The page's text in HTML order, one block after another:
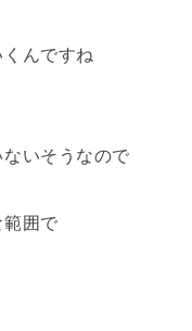
んですね
いそうなので
囲で